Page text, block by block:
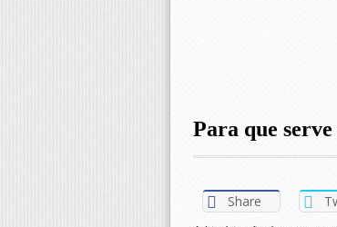
Para que
Share